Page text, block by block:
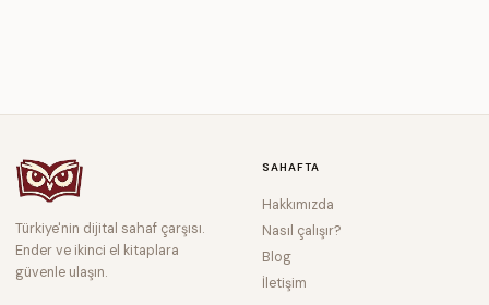
Türkiye'nin dijital sahaf çarşısı.
Ender ve ikinci el kitaplara
güvenle ulaşın.
SAHAFTA
Hakkımızda
Nasıl çalışır?
Blog
İletişim